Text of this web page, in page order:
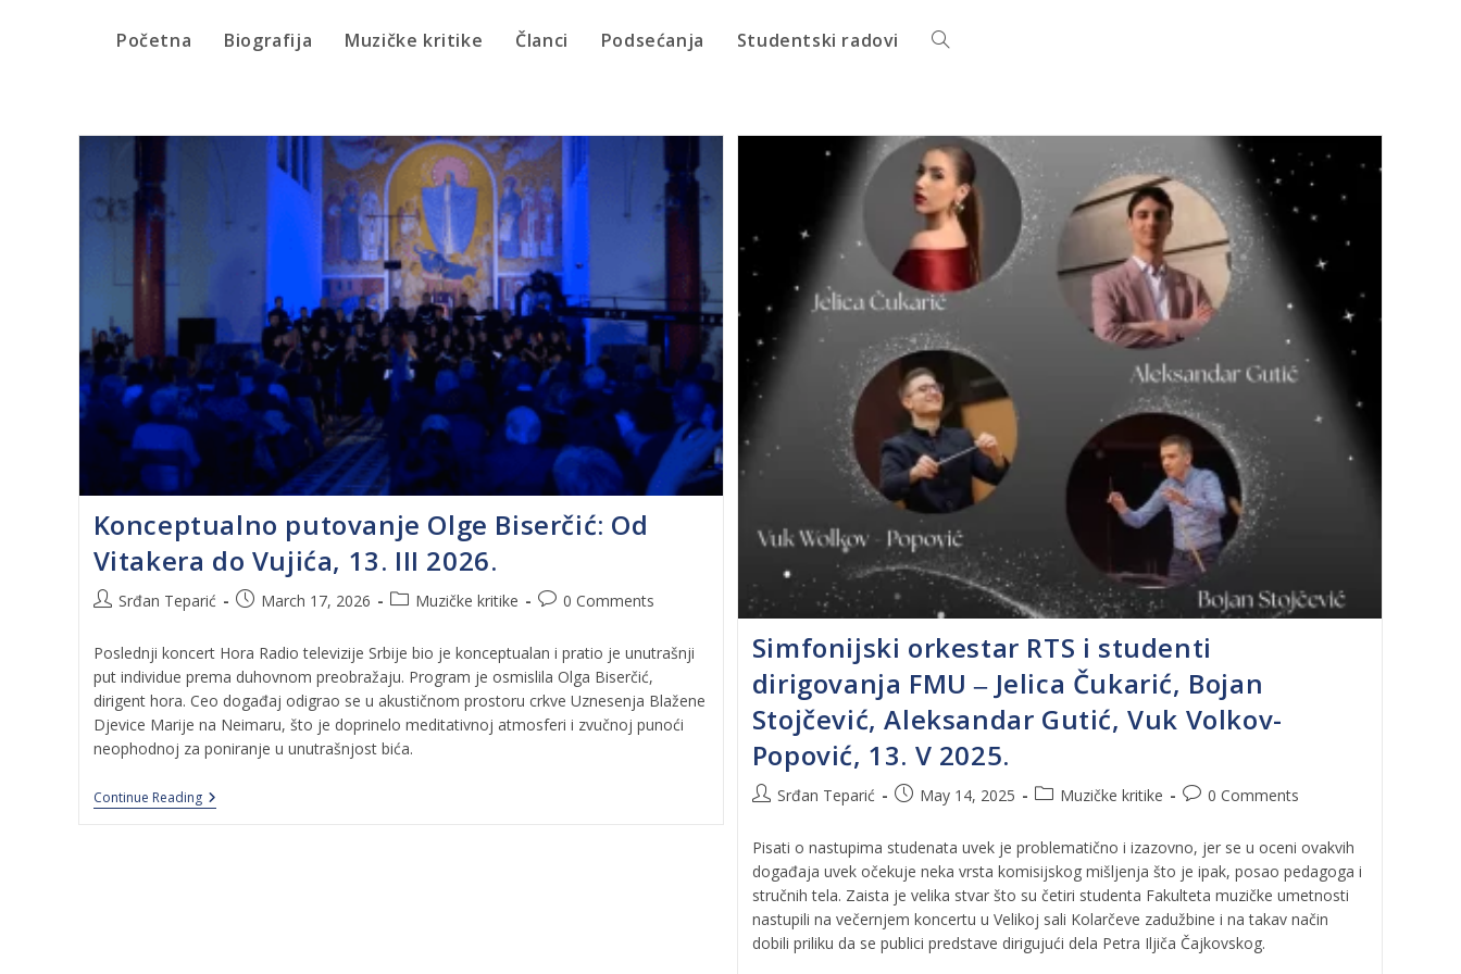
Početna Biografija Muzičke kritike Članci Podsećanja Studentski radovi
Konceptualno putovanje Olge Biserčić: Od
Vitakera do Vujića, 13. III 2026.
Srđan Teparić March 17, 2026 Muzičke kritike 0 Comments
Poslednji koncert Hora Radio televizije Srbije bio je konceptualan i pratio je unutrašnji
put individue prema duhovnom preobražaju. Program je osmislila Olga Biserčić,
dirigent hora. Ceo događaj odigrao se u akustičnom prostoru crkve Uznesenja Blažene
Djevice Marije na Neimaru, što je doprinelo meditativnoj atmosferi i zvučnoj punoći
neophodnoj za poniranje u unutrašnjost bića.
Continue Reading
Simfonijski orkestar RTS i studenti
dirigovanja FMU ‒ Jelica Čukarić, Bojan
Stojčević, Aleksandar Gutić, Vuk Volkov-
Popović, 13. V 2025.
Srđan Teparić May 14, 2025 Muzičke kritike 0 Comments
Pisati o nastupima studenata uvek je problematično i izazovno, jer se u oceni ovakvih
događaja uvek očekuje neka vrsta komisijskog mišljenja što je ipak, posao pedagoga i
stručnih tela. Zaista je velika stvar što su četiri studenta Fakulteta muzičke umetnosti
nastupili na večernjem koncertu u Velikoj sali Kolarčeve zadužbine i na takav način
dobili priliku da se publici predstave dirigujući dela Petra Iljiča Čajkovskog.